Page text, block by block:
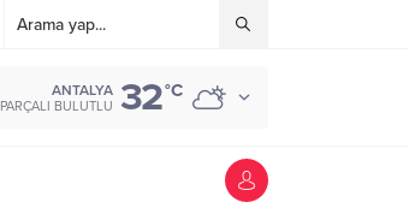
ANTALYA
PARÇALI BULUTLU 32°C